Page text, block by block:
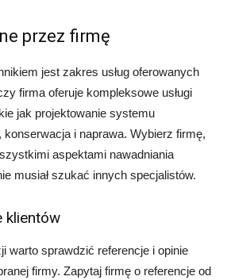
przez firmę
jest zakres usług oferowanych
firma oferuje kompleksowe usługi
jak projektowanie systemu
konserwacja i naprawa. Wybierz firmę,
aspektami nawadniania
musiał szukać innych specjalistów.
klientów
warto sprawdzić referencje i opinie
firmy. Zapytaj firmę o referencje od